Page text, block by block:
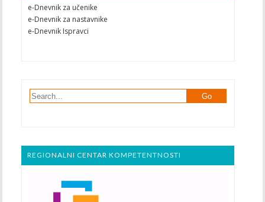
e-Dnevnik za učenike
e-Dnevnik za nastavnike
e-Dnevnik Ispravci
REGIONALNI CENTAR KOMPETENTNOSTI